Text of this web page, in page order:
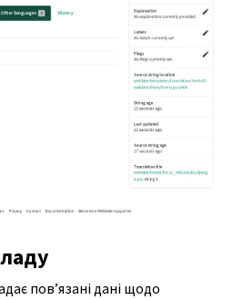
пов’язані дані щодо